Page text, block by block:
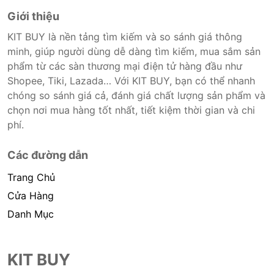
Giới thiệu
KIT BUY là nền tảng tìm kiếm và so sánh giá thông
minh, giúp người dùng dễ dàng tìm kiếm, mua sắm sản
phẩm từ các sàn thương mại điện tử hàng đầu như
Shopee, Tiki, Lazada… Với KIT BUY, bạn có thể nhanh
chóng so sánh giá cả, đánh giá chất lượng sản phẩm và
chọn nơi mua hàng tốt nhất, tiết kiệm thời gian và chi
phí.
Các đường dẫn
Trang Chủ
Cửa Hàng
Danh Mục
KIT BUY